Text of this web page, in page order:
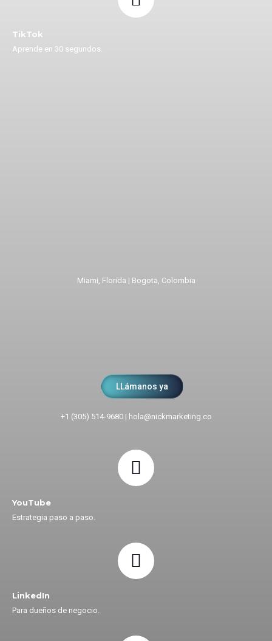
TikTok
Aprende en 30 segundos.
Miami, Florida | Bogota, Colombia
LLámanos ya
+1 (305) 514-9680| hola@nickmarketing.co
YouTube
Estrategia paso a paso.
LinkedIn
Para dueños de negocio.